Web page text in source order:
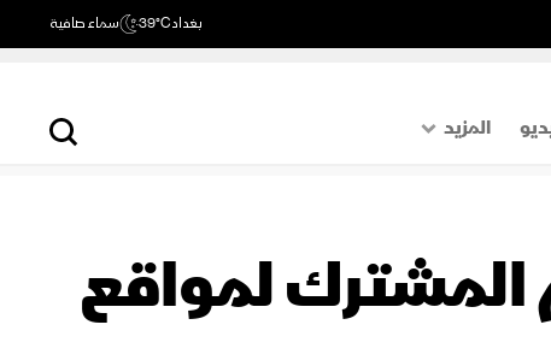
بغداد39°C سماء صافية
المزيد
اقتصاد
المشترك لمواقع